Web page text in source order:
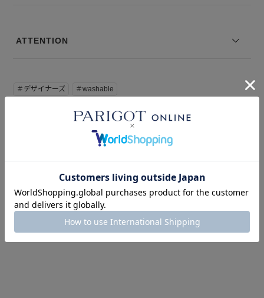
ATTENTION
＃デザイナーズ ＃washable
このアイテムを見た人はこの商品もチェックしています